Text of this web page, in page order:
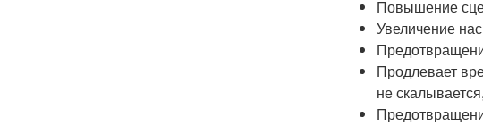
Повышение
Увеличение
Продлевает
не